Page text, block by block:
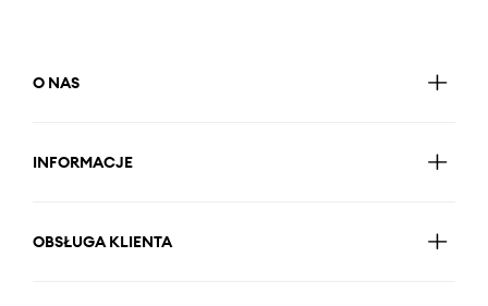
O NAS
INFORMACJE
OBSŁUGA KLIENTA